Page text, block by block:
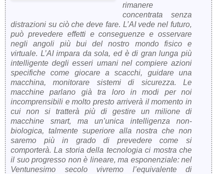
rimanere
concentrata senza
distrazioni su ciò che deve fare. L’AI vede nel futuro,
può prevedere effetti e conseguenze e osservare
negli angoli più bui del nostro mondo fisico e
virtuale. L’AI impara da sola, ed è di gran lunga più
intelligente degli esseri umani nel compiere azioni
specifiche come giocare a scacchi, guidare una
macchina, monitorare sistemi di sicurezza. Le
macchine parlano già tra loro in modi per noi
incomprensibili e molto presto arriverà il momento in
cui non si tratterà più di gestire un milione di
macchine smart, ma un’unica intelligenza non-
biologica, talmente superiore alla nostra che non
saremo più in grado di prevedere come si
comporterà. La storia della tecnologia ci mostra che
il suo progresso non è lineare, ma esponenziale: nel
Ventunesimo secolo vivremo l’equivalente di